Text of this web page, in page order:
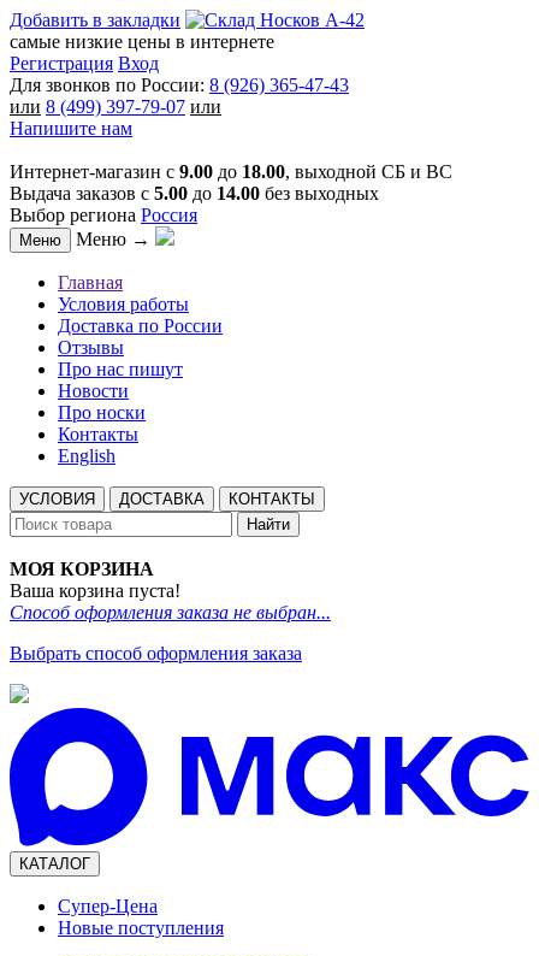
Добавить в закладки
самые низкие цены в интернете
Регистрация Вход
Для звонков по России: 8 (926) 365-47-43
или 8 (499) 397-79-07 или
Напишите нам
Интернет-магазин с 9.00 до 18.00, выходной СБ и ВС
Выдача заказов с 5.00 до 14.00 без выходных
Выбор региона Россия
Меню Меню →
Главная
Условия работы
Доставка по России
Отзывы
Про нас пишут
Новости
Про носки
Контакты
English
УСЛОВИЯ ДОСТАВКА
КОНТАКТЫ
Найти
МОЯ КОРЗИНА
Ваша корзина пуста!
Способ оформления заказа не выбран...
Выбрать способ оформления заказа
КАТАЛОГ
Супер-Цена
Новые поступления